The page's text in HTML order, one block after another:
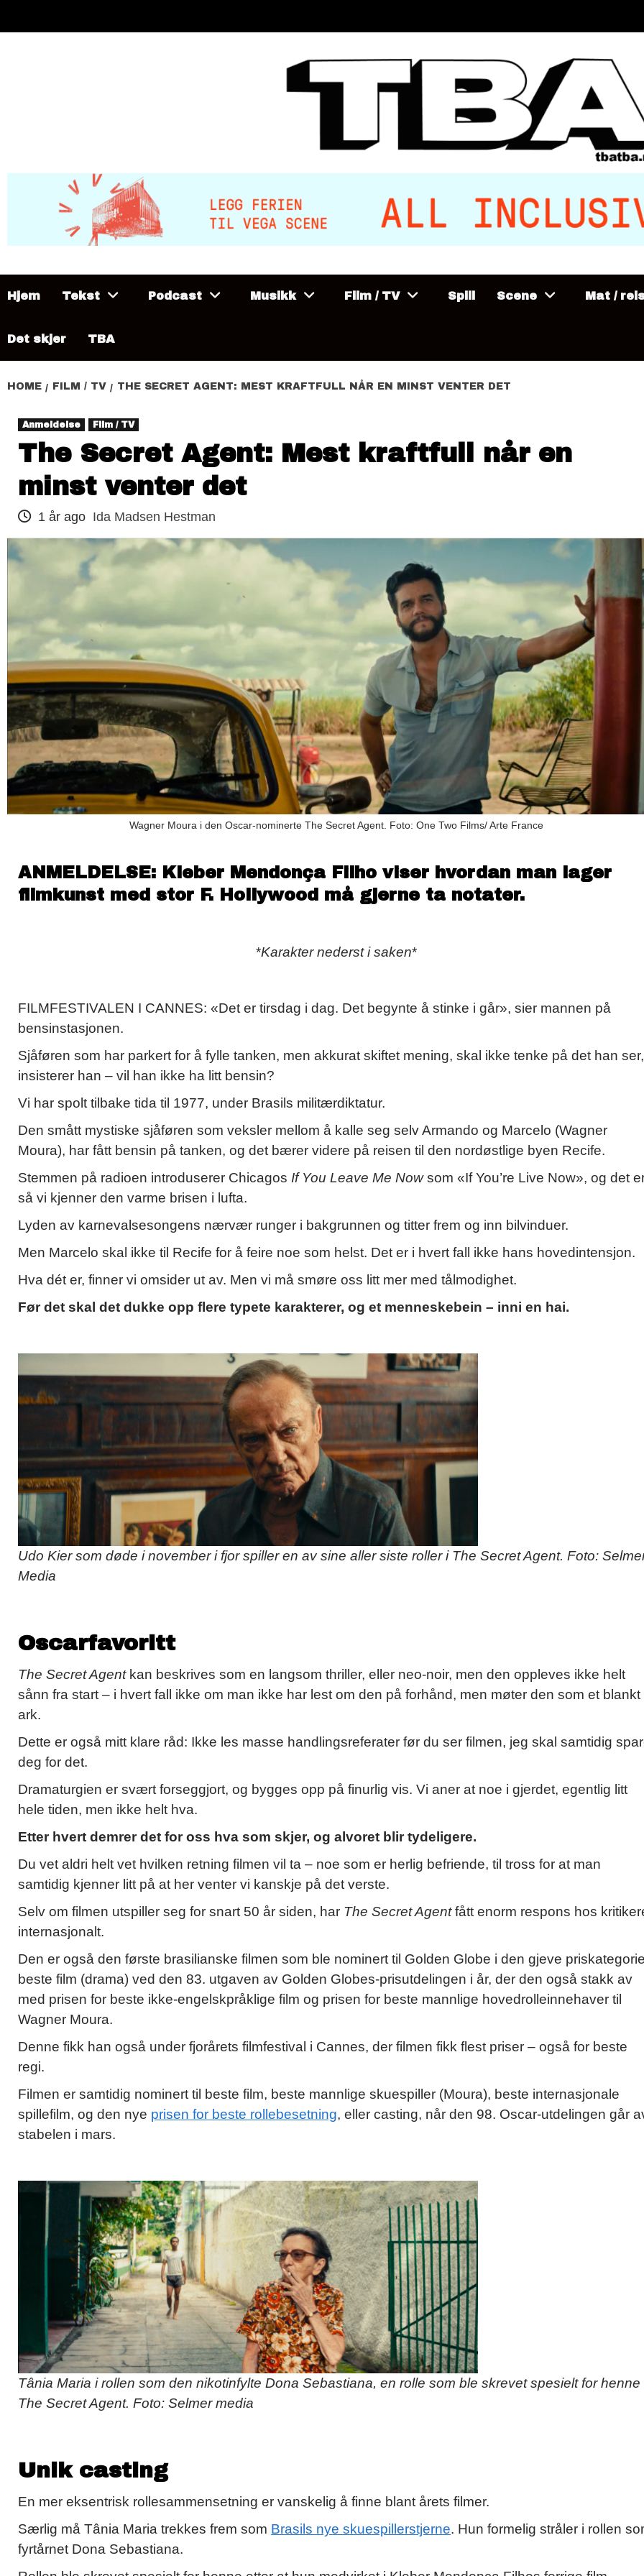
to
Hjem Tekst Podcast Musikk Film / TV Spill Scene Mat /
Det skjer TBA
HOME FILM / TV THE SECRET AGENT: MEST KRAFTFULL NÅR EN MINST VENTER DET
Anmeldelse Film / TV
The Secret Agent: Mest kraftfull når en
minst venter det
1 år ago Ida Madsen Hestman
Wagner Moura i den Oscar-nominerte The Secret Agent. Foto: One Two Films/ Arte France
ANMELDELSE: Kleber Mendonça Filho viser hvordan man lager
filmkunst med stor F. Hollywood må gjerne ta notater.
*Karakter nederst i saken*
FILMFESTIVALEN I CANNES: «Det er tirsdag i dag. Det begynte å stinke i går», sier mannen på
bensinstasjonen.
Sjåføren som har parkert for å fylle tanken, men akkurat skiftet mening, skal ikke tenke på det han ser,
insisterer han – vil han ikke ha litt bensin?
Vi har spolt tilbake tida til 1977, under Brasils militærdiktatur.
Den smått mystiske sjåføren som veksler mellom å kalle seg selv Armando og Marcelo (Wagner
Moura), har fått bensin på tanken, og det bærer videre på reisen til den nordøstlige byen Recife.
Stemmen på radioen introduserer Chicagos If You Leave Me Nowsom «If You’re Live Now», og det
så vi kjenner den varme brisen i lufta.
Lyden av karnevalsesongens nærvær runger i bakgrunnen og titter frem og inn bilvinduer.
Men Marcelo skal ikke til Recife for å feire noe som helst. Det er i hvert fall ikke hans hovedintensjon.
Hva dét er, finner vi omsider ut av. Men vi må smøre oss litt mer med tålmodighet.
Før det skal det dukke opp flere typete karakterer, og et menneskebein – inni en hai.
Udo Kier som døde i november i fjor spiller en av sine aller siste roller i The Secret Agent. Foto:
Media
Oscarfavoritt
The Secret Agent kan beskrives som en langsom thriller, eller neo-noir, men den oppleves ikke helt
sånn fra start – i hvert fall ikke om man ikke har lest om den på forhånd, men møter den som et blankt
ark.
Dette er også mitt klare råd: Ikke les masse handlingsreferater før du ser filmen, jeg skal samtidig
deg for det.
Dramaturgien er svært forseggjort, og bygges opp på finurlig vis. Vi aner at noe i gjerdet, egentlig litt
hele tiden, men ikke helt hva.
Etter hvert demrer det for oss hva som skjer, og alvoret blir tydeligere.
Du vet aldri helt vet hvilken retning filmen vil ta – noe som er herlig befriende, til tross for at man
samtidig kjenner litt på at her venter vi kanskje på det verste.
Selv om filmen utspiller seg for snart 50 år siden, har The Secret Agentfått enorm respons hos
internasjonalt.
Den er også den første brasilianske filmen som ble nominert til Golden Globe i den gjeve
beste film (drama) ved den 83. utgaven av Golden Globes-prisutdelingen i år, der den også stakk av
med prisen for beste ikke-engelskpråklige film og prisen for beste mannlige hovedrolleinnehaver til
Wagner Moura.
Denne fikk han også under fjorårets filmfestival i Cannes, der filmen fikk flest priser – også for beste
regi.
Filmen er samtidig nominert til beste film, beste mannlige skuespiller (Moura), beste internasjonale
spillefilm, og den nye prisen for beste rollebesetning, eller casting, når den 98. Oscar-utdelingen går
stabelen i mars.
Tânia Maria i rollen som den nikotinfylte Dona Sebastiana, en rolle som ble skrevet spesielt for henne
The Secret Agent. Foto: Selmer media
Unik casting
En mer eksentrisk rollesammensetning er vanskelig å finne blant årets filmer.
Særlig må Tânia Maria trekkes frem som Brasils nye skuespillerstjerne. Hun formelig stråler i rollen
fyrtårnet Dona Sebastiana.